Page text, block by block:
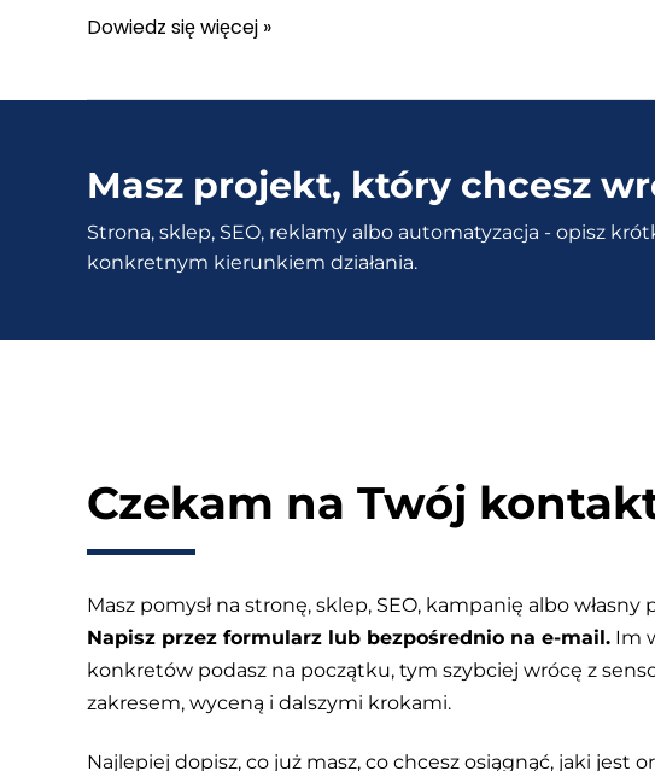
Stopka
stronie
–
Jak
dodać
ją
darmo?
Dowiedz się więcej »
Masz projekt, który chcesz
Strona, sklep, SEO, reklamy albo automatyzacja - opisz
konkretnym kierunkiem działania.
Czekam na Twój
Masz pomysł na stronę, sklep, SEO, kampanię albo własny
Napisz przez formularz lub bezpośrednio na e-mail. Im
konkretów podasz na początku, tym szybciej wrócę z
zakresem, wyceną i dalszymi krokami.
Najlepiej dopisz, co już masz, co chcesz osiągnąć, jaki jest